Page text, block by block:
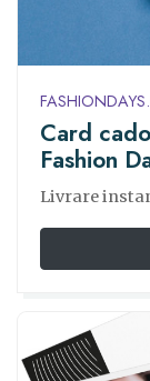
Card
Fashion
Livrare